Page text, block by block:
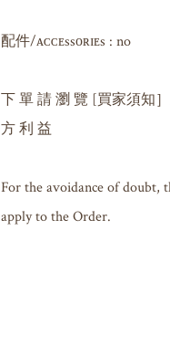
配件/ᴀᴄᴄᴇssᴏʀɪᴇs : no
下 單 請 瀏 覽 [買家須知
方 利 益
For the avoidance of doubt,
apply to the Order.